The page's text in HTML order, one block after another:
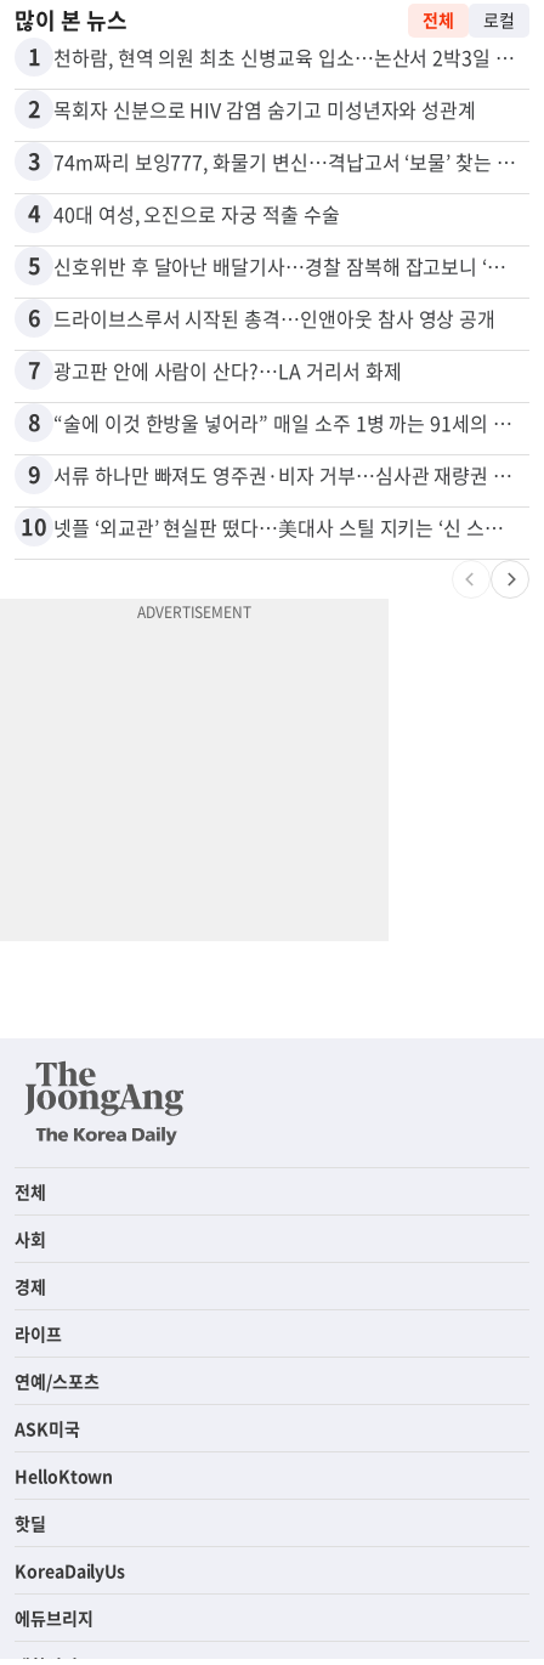
많이 본 뉴스
1
2 목회자 신분으로 HIV 감염 숨기고 미성년자와 성관계
3
4 40대 여성, 오진으로 자궁 적출 수술
5 신호위반 후 달아난 배달기사…경찰 잠복해 잡고보니 ‘반전’
6 드라이브스루서 시작된 총격…인앤아웃 참사 영상 공개
7 광고판 안에 사람이 산다?…LA 거리서 화제
8 “술에 이것 한방울 넣어라” 매일 소주 1병 까는 91세의 철칙
9 서류 하나만 빠져도 영주권·비자 거부…심사관 재량권 대폭 확대
넷플 ‘외교관’ 현실판 떴다…美대사 스틸 지키는 ‘신 스틸러’
전체
사회
경제
라이프
연예/스포츠
ASK미국
HelloKtown
핫딜
KoreaDailyUs